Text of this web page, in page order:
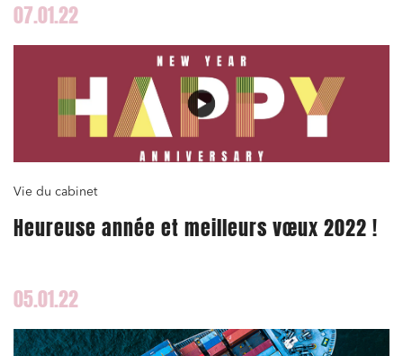
07.01.22
Vie du cabinet
Heureuse année et meilleurs vœux 2022 !
05.01.22